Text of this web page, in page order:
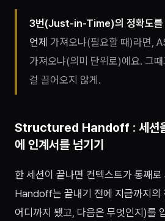
3번(Just-in-Time)의 정확도를
언제 가져오냐(필요할 때)라면,
가져오냐(의미 단위로)예요. 그
걸 끌어오지 않게.
Structured Handoff : 세션을
에 인계서를 넘기기
한 세션이 끝나면 컨텍스트가 통째
Handoff는 끝내기 전에 지금까지의
어디까지 됐고, 다음은 무엇인지)를